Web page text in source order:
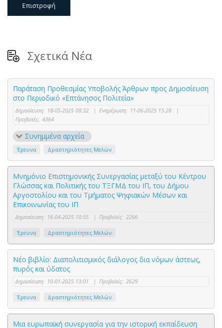
Επιστροφή
Σχετικά Νέα
Παράταση Προθεσμίας Υποβολής Άρθρων προς Δημοσίευση
στο Περιοδικό «Επτάνησος Πολιτεία»
Δημοσίευση: 18-05-2025 08:32 | Ενημέρωση: 11-06-2025 15:28
|
Προβολές: 4364
Συνημμένα αρχεία
Έρευνα Δραστηριότητες Μελών
Μνημόνιο Επιστημονικής Συνεργασίας μεταξύ του Κέντρου
Γλώσσας και Πολιτικής του ΤΞΓΜΔ του ΙΠ, του Δήμου
Αργοστολίου και του Τμήματος Ψηφιακών Μέσων και
Επικοινωνίας του ΙΠ
Δημοσίευση: 16-04-2025 10:55 | Προβολές: 2266
Έρευνα Δραστηριότητες Μελών
Νέο βιβλίο: Διαπολιτισμικός διάλογος δια νόμων άστεως,
πυρός και ύδατος
Δημοσίευση: 10-01-2025 13:01 | Προβολές: 2629
Έρευνα Δραστηριότητες Μελών
Μια ευρωπαϊκή συνεργασία για την ιστορική εκπαίδευση